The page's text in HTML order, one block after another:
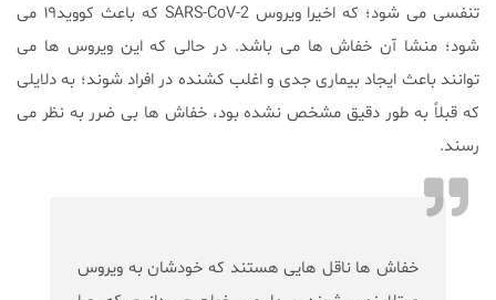
تنفسی می شود؛ که اخیرا ویروس SARS-CoV-2 که باعث کووید۱۹ می
شود؛ منشا آن خفاش ها می باشد. در حالی که این ویروس ها می
توانند باعث ایجاد بیماری جدی و اغلب کشنده در افراد شوند؛ به دلایلی
که قبلاً به طور دقیق مشخص نشده بود، خفاش ها بی ضرر به نظر می
رسند.
خفاش ها ناقل هایی هستند که خودشان به ویروس